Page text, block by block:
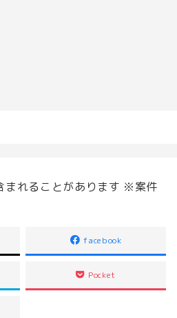
まれることがあります ※案件
facebook
Pocket